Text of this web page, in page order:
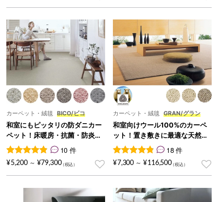
カーペット・絨毯 BICO/ビコ
和室にもピッタリの防ダニカー
ペット！床暖房・抗菌・防炎対
応『BICO/ビコ』
10
件の利用者評価に基づく5段階評価のうち、4.90 点
10 件
¥ 5,200 ～ ¥79,300
カーペット・絨毯 GRAN/グラン
和室向けウール100%のカーペ
ット！置き敷きに最適な天然素
材絨毯『GRAN/グラン』
18
件の利用者評価に基づく5段
18 件
¥ 7,300 ～ ¥ 116,500